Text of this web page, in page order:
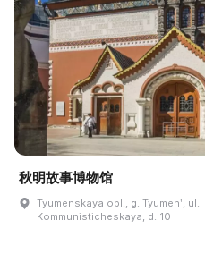
秋明故事博物馆
Tyumenskaya obl., g. Tyumenʹ, ul.
Kommunisticheskaya, d. 10